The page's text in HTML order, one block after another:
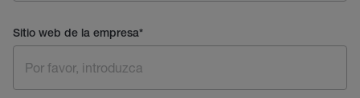
Sitio web de la empresa*